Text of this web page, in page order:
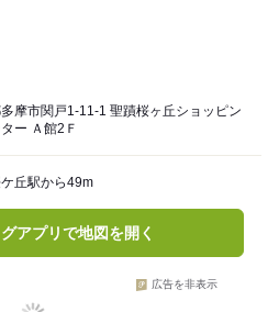
摩市関戸1-11-1 聖蹟桜ヶ丘ショッピン
ー Ａ館2Ｆ
丘駅から49m
アプリで地図を開く
広告を非表示